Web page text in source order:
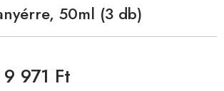
50ml (3 db)
9 971 Ft